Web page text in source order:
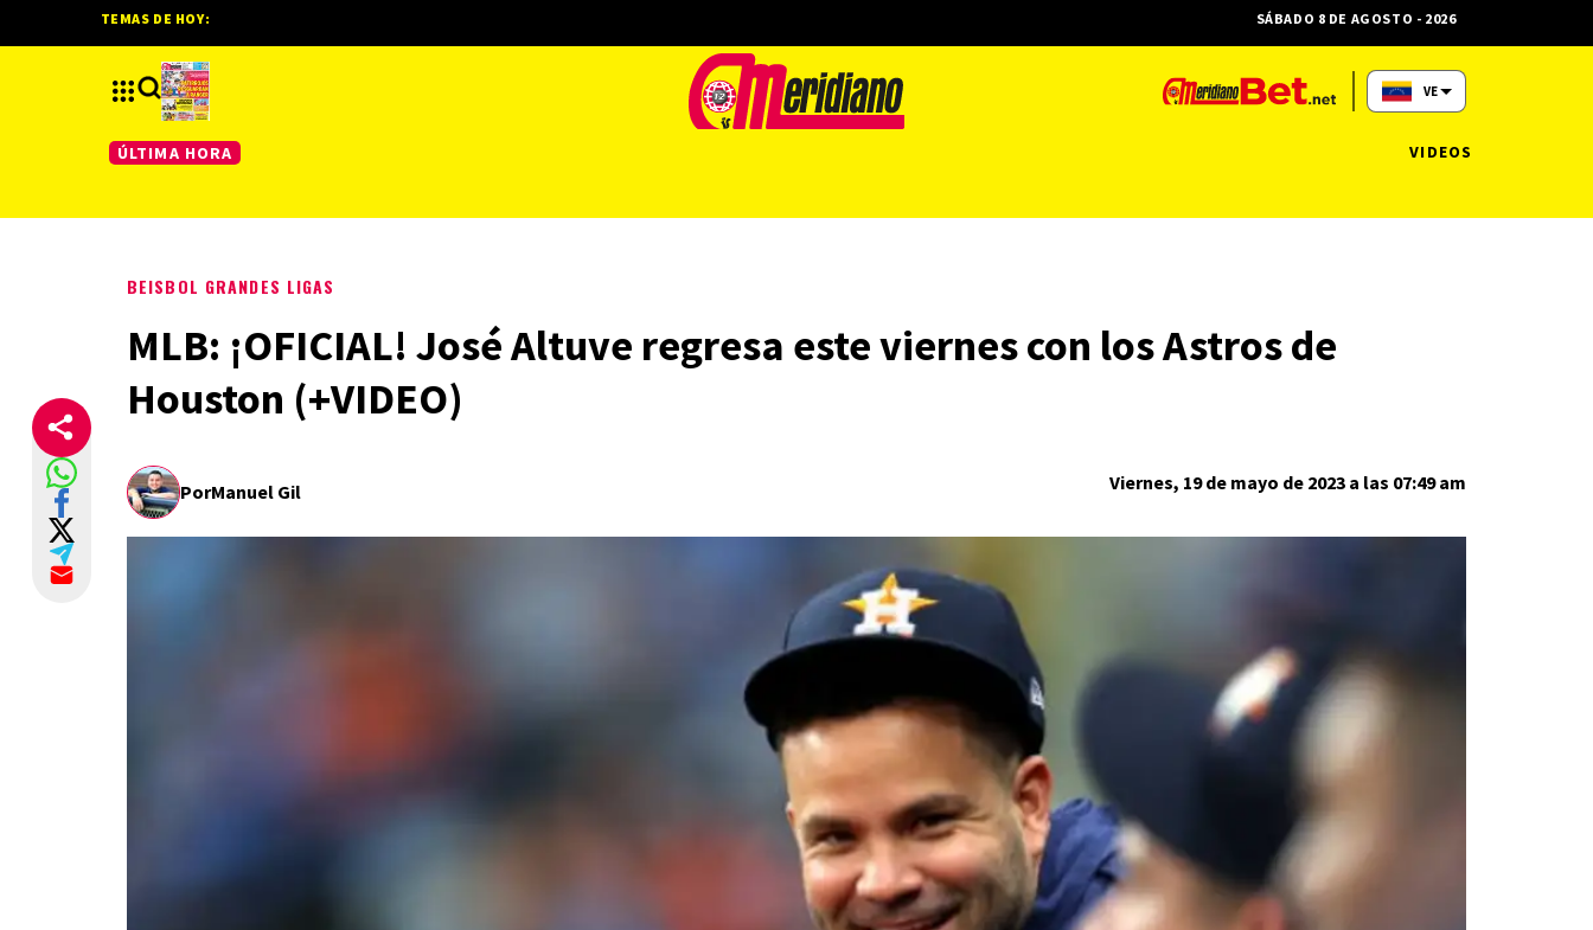
BEISBOL GRANDES LIGAS
MLB: ¡OFICIAL! José Altuve regresa este viernes con los Astros de
Houston (+VIDEO)
PorManuel Gil Viernes, 19 de mayo de 2023 a las 07:49 am
TEMAS DE HOY: SÁBADO 8 DE AGOSTO - 2026
VE
ÚLTIMA HORA VIDEOS